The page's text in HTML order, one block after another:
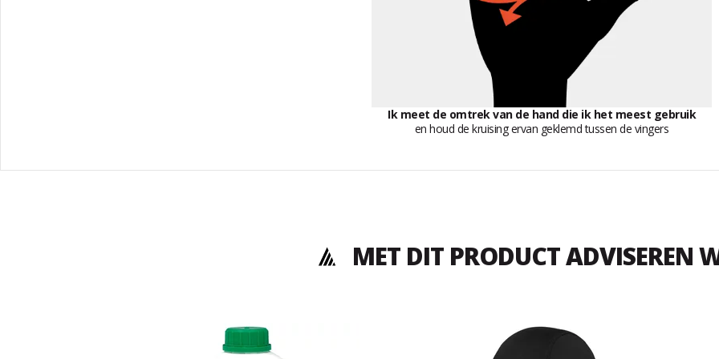
Ik meet de omtrek van de hand die ik het meest gebruik
en houd de kruising ervan geklemd tussen de vingers
MET DIT PRODUCT ADVISEREN